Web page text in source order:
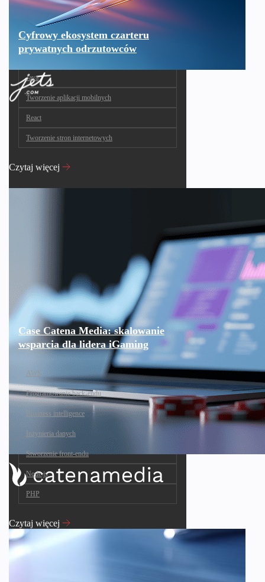
Cyfrowy ekosystem czarteru
prywatnych odrzutowców
Java
Tworzenie aplikacji mobilnych
React
Tworzenie stron internetowych
Czytaj więcej
Case Catena Media: skalowanie
wsparcia dla lidera iGaming
AWS
Programowanie back-endu
Business intelligence
Inżynieria danych
Stworzenie front-endu
Node.js
PHP
Czytaj więcej